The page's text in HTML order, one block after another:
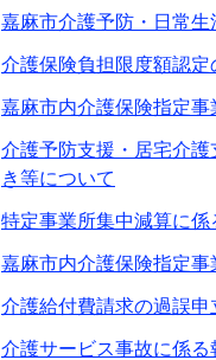
嘉麻市介護予防・日常
介護保険負担限度額認定
嘉麻市内介護保険指定事
介護予防支援・居宅介
き等について
特定事業所集中減算に
嘉麻市内介護保険指定事
介護給付費請求の過誤申
介護サービス事故に係